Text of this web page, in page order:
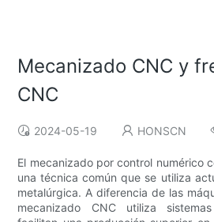
Mecanizado CNC y
CNC
2024-05-19 HONSCN
El mecanizado por control numérico
una técnica común que se utiliza
metalúrgica. A diferencia de las
mecanizado CNC utiliza